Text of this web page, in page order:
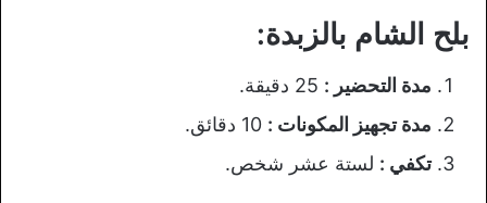
بلح الشام بالزبدة:
مدة التحضير :
مدة تجهيز المكونات :
تكفي : لستة عشر شخص.